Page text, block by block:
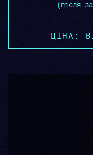
(після
ЦІНА: